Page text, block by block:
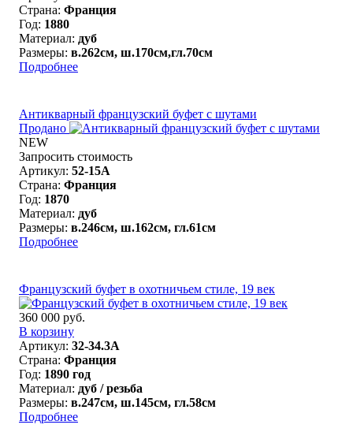
Страна: Франция
Год: 1880
Материал: дуб
Размеры: в.262см, ш.170см,гл.70см
Подробнее
Антикварный французский буфет с шутами
Продано
NEW
Запросить стоимость
Артикул: 52-15A
Страна: Франция
Год: 1870
Материал: дуб
Размеры: в.246см, ш.162см, гл.61см
Подробнее
Французский буфет в охотничьем стиле, 19 век
360 000 руб.
В корзину
Артикул: 32-34.3A
Страна: Франция
Год: 1890 год
Материал: дуб / резьба
Размеры: в.247см, ш.145см, гл.58см
Подробнее